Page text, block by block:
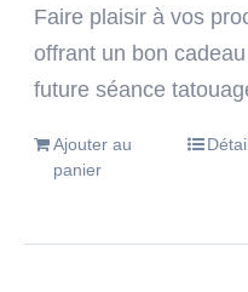
Faire plaisir à vos
offrant un bon
future séance
Ajouter au
panier